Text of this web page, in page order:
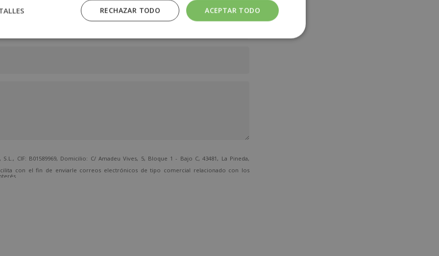
S.L., CIF: B01589969, Domicilio: C/ Amadeu Vives, 5, Bloque 1 - Bajo C, 43481, La Pineda,
con el fin de enviarle correos electrónicos de tipo comercial relacionado con los
dirigiéndose a la dirección direccion@grupotarraco.com.
ACEPTAR TODO
RECHAZAR TODO